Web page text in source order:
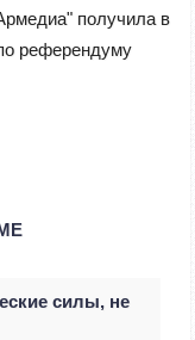
получила в
референдуму
силы, не